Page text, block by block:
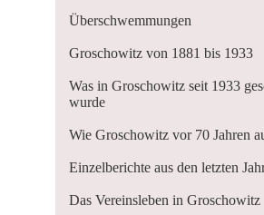
Überschwemmungen
Groschowitz von 1881 bis 1933
Was in Groschowitz seit 1933
wurde
Wie Groschowitz vor 70 Jahren
Einzelberichte aus den letzten
Das Vereinsleben in Groschowitz